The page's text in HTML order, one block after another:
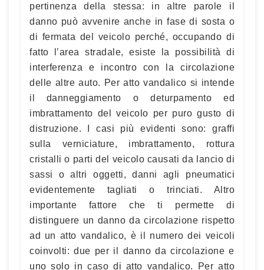
pertinenza della stessa: in altre parole il
danno può avvenire anche in fase di sosta o
di fermata del veicolo perché, occupando di
fatto l’area stradale, esiste la possibilità di
interferenza e incontro con la circolazione
delle altre auto. Per atto vandalico si intende
il danneggiamento o deturpamento ed
imbrattamento del veicolo per puro gusto di
distruzione. I casi più evidenti sono: graffi
sulla verniciature, imbrattamento, rottura
cristalli o parti del veicolo causati da lancio di
sassi o altri oggetti, danni agli pneumatici
evidentemente tagliati o trinciati. Altro
importante fattore che ti permette di
distinguere un danno da circolazione rispetto
ad un atto vandalico, è il numero dei veicoli
coinvolti: due per il danno da circolazione e
uno solo in caso di atto vandalico. Per atto